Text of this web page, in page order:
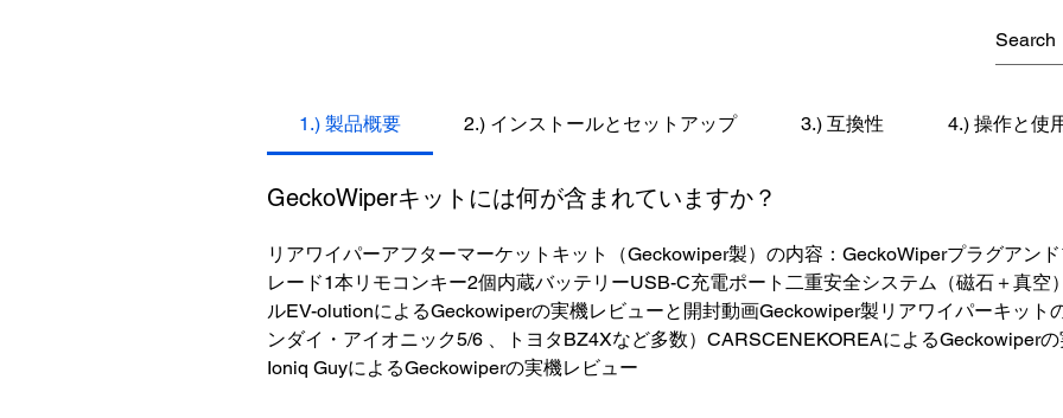
1.) 製品概要 2.) インストールとセットアップ 3.) 互換性 4.) 操作と使
GeckoWiperキットには何が含まれていますか？
リアワイパーアフターマーケットキット（Geckowiper製）の内容：GeckoWiperプラグアン
レード1本リモコンキー2個内蔵バッテリーUSB-C充電ポート二重安全システム（磁石＋真空
ルEV-olutionによるGeckowiperの実機レビューと開封動画Geckowiper製リアワイパーキット
ンダイ・アイオニック5/6 、トヨタBZ4Xなど多数）CARSCENEKOREAによるGeckowiper
Ioniq GuyによるGeckowiperの実機レビュー